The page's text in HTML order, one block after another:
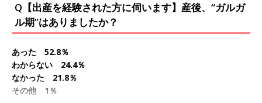
問題にも発展しかねない産後クライシスについ
て、たまひよが3000名以上のママパパにリサー
チ！リアルな本音を聞きました。今回の質問は
Q【出産を経験された方に伺います】産後、“ガルガ
ル期”はありましたか？
あった 52.8％
わからない 24.4％
なかった 21.8％
その他 1％